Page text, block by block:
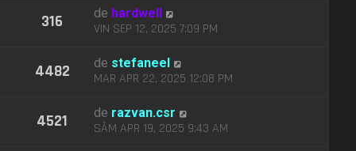
316 de hardwell
VIN SEP 12, 2025 7:09 PM
4482 de stefaneel
MAR APR 22, 2025 12:08 PM
4521 de razvan.csr
SÂM APR 19, 2025 9:43 AM